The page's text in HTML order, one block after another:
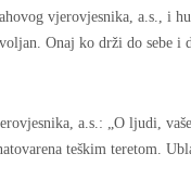
vjerovjesnika, a.s., i
Onaj ko drži do sebe i
a.s.: „O ljudi,
teškim teretom.